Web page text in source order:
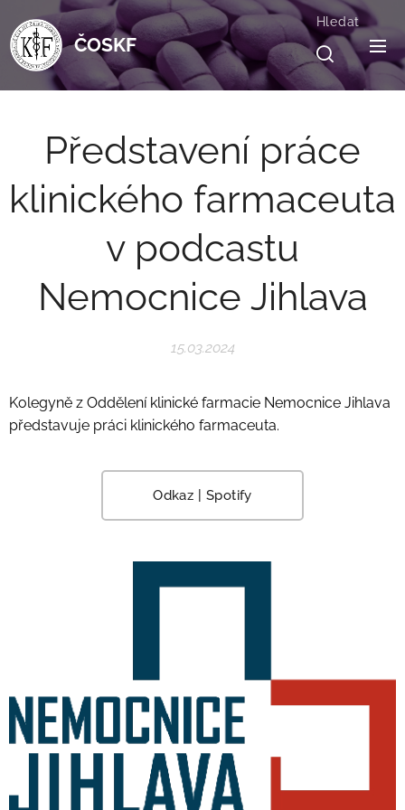
ČOSKF
Hledat
Představení práce
klinického farmaceuta
v podcastu
Nemocnice Jihlava
15.03.2024
Kolegyně z Oddělení klinické farmacie Nemocnice Jihlava
představuje práci klinického farmaceuta.
Odkaz | Spotify